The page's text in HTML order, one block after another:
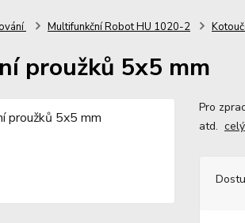
Multifunkční Robot HU 1020-2
proužků 5x5 mm
Pro
atd.